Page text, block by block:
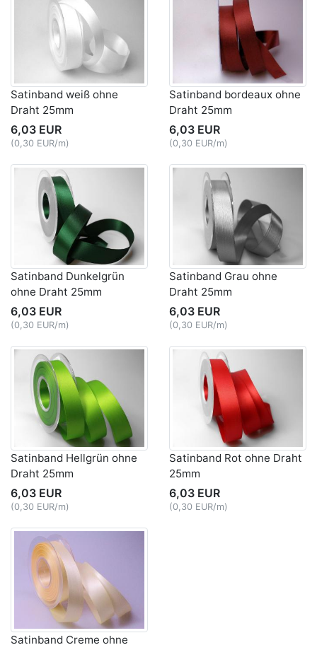
Satinband weiß ohne
Draht 25mm
6,03 EUR
(0,30 EUR/m)
Satinband bordeaux ohne
Draht 25mm
6,03 EUR
(0,30 EUR/m)
Satinband Dunkelgrün
ohne Draht 25mm
6,03 EUR
(0,30 EUR/m)
Satinband Grau ohne
Draht 25mm
6,03 EUR
(0,30 EUR/m)
Satinband Hellgrün ohne
Draht 25mm
6,03 EUR
(0,30 EUR/m)
Satinband Rot ohne Draht
25mm
6,03 EUR
(0,30 EUR/m)
Satinband Creme ohne